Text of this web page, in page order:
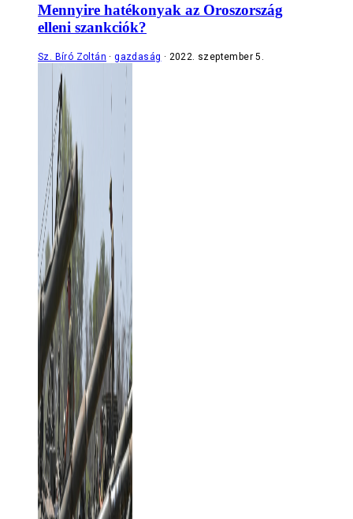
Mennyire hatékonyak az Oroszország
elleni szankciók?
Sz. Bíró Zoltán gazdaság 2022. szeptember 5.